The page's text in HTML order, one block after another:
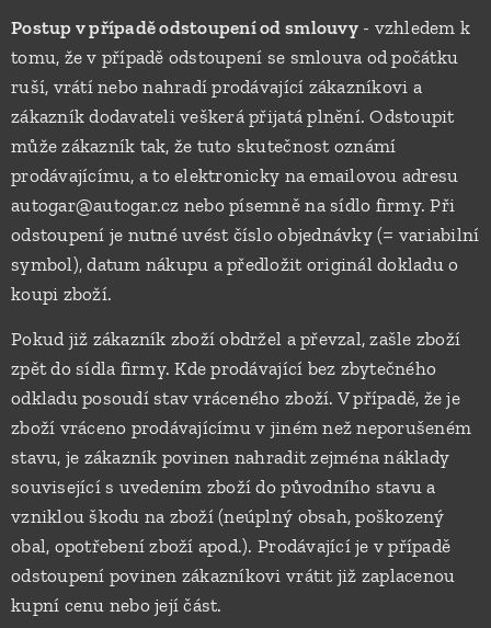
Postup v případě odstoupení od smlouvy- vzhledem k
tomu, že v případě odstoupení se smlouva od počátku
ruší, vrátí nebo nahradí prodávající zákazníkovi a
zákazník dodavateli veškerá přijatá plnění. Odstoupit
může zákazník tak, že tuto skutečnost oznámí
prodávajícímu, a to elektronicky na emailovou adresu
autogar@autogar.cz nebo písemně na sídlo firmy. Při
odstoupení je nutné uvést číslo objednávky (= variabilní
symbol), datum nákupu a předložit originál dokladu o
koupi zboží.
Pokud již zákazník zboží obdržel a převzal, zašle zboží
zpět do sídla firmy. Kde prodávající bez zbytečného
odkladu posoudí stav vráceného zboží. V případě, že je
zboží vráceno prodávajícímu v jiném než neporušeném
stavu, je zákazník povinen nahradit zejména náklady
související s uvedením zboží do původního stavu a
vzniklou škodu na zboží (neúplný obsah, poškozený
obal, opotřebení zboží apod.). Prodávající je v případě
odstoupení povinen zákazníkovi vrátit již zaplacenou
kupní cenu nebo její část.